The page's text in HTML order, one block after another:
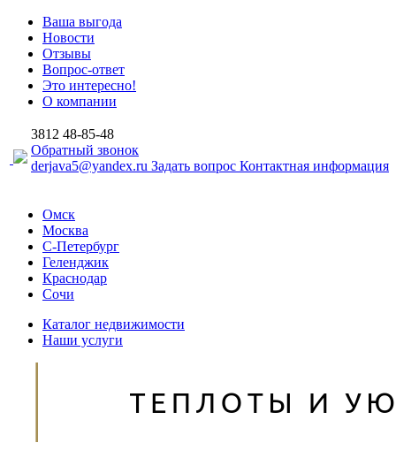
Ваша выгода
Новости
Отзывы
Вопрос-ответ
Это интересно!
О компании
3812 48-85-48
Обратный звонок
derjava5@yandex.ru Задать вопрос Контактная информация
Омск
Москва
С-Петербург
Геленджик
Краснодар
Сочи
Каталог недвижимости
Наши услуги